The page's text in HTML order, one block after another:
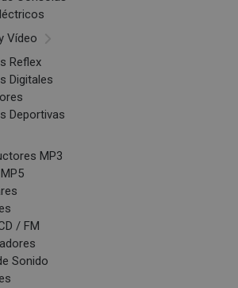
Vídeo
Reflex
Digitales
Deportivas
MP3
/ FM
Sonido